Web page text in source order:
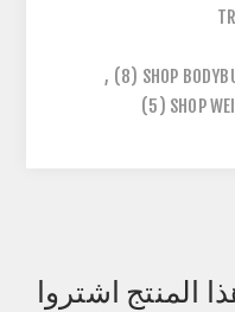
SHOP
(8)
,
SHOP
(5)
المنتج اشتروا